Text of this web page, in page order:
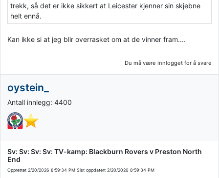
trekk, så det er ikke sikkert at Leicester kjenner sin skjebne
helt ennå.
Kan ikke si at jeg blir overrasket om at de vinner fram....
Du må være innlogget for å svare
oystein_
Antall innlegg: 4400
Sv: Sv: Sv: Sv: TV-kamp: Blackburn Rovers v Preston North
End
Opprettet 2/20/2026 8:59:34 PM Sist oppdatert 2/20/2026 8:59:34 PM